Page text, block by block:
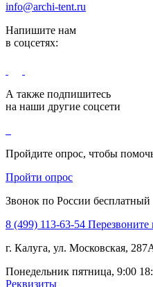
info@archi-tent.ru
Напишите нам
в соцсетях:
А также подпишитесь
на наши другие соцсети
Пройдите опрос, чтобы
Пройти опрос
Звонок по России бесплатный
8 (499) 113-63-54 Перезвоните
г. Калуга, ул. Московская,
Понедельник пятница, 9:00
Реквизиты